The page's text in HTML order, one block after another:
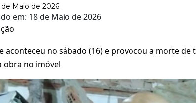
de Maio de 2026
em: 18 de Maio de 2026
aconteceu no sábado (16) e provocou a morte
obra no imóvel